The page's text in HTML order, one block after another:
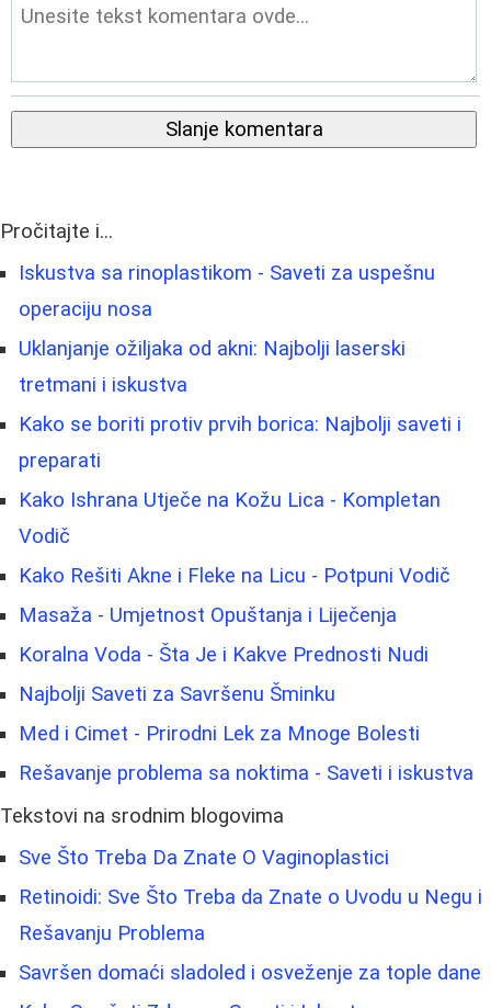
Slanje komentara
Pročitajte i...
Iskustva sa rinoplastikom - Saveti za uspešnu
operaciju nosa
Uklanjanje ožiljaka od akni: Najbolji laserski
tretmani i iskustva
Kako se boriti protiv prvih borica: Najbolji saveti i
preparati
Kako Ishrana Utječe na Kožu Lica - Kompletan
Vodič
Kako Rešiti Akne i Fleke na Licu - Potpuni Vodič
Masaža - Umjetnost Opuštanja i Liječenja
Koralna Voda - Šta Je i Kakve Prednosti Nudi
Najbolji Saveti za Savršenu Šminku
Med i Cimet - Prirodni Lek za Mnoge Bolesti
Rešavanje problema sa noktima - Saveti i iskustva
Tekstovi na srodnim blogovima
Sve Što Treba Da Znate O Vaginoplastici
Retinoidi: Sve Što Treba da Znate o Uvodu u Negu i
Rešavanju Problema
Savršen domaći sladoled i osveženje za tople dane